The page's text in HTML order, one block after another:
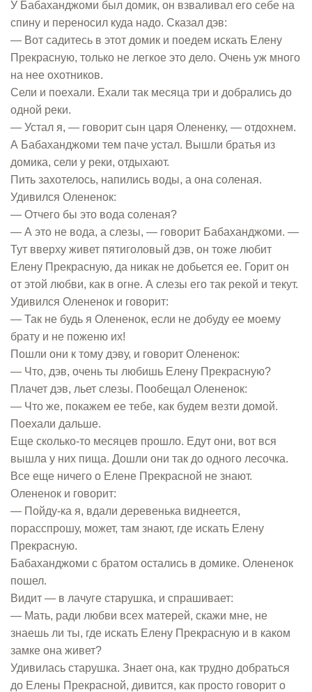
У Бабаханджоми был домик, он взваливал его себе на
спину и переносил куда надо. Сказал дэв:
— Вот садитесь в этот домик и поедем искать Елену
Прекрасную, только не легкое это дело. Очень уж много
на нее охотников.
Сели и поехали. Ехали так месяца три и добрались до
одной реки.
— Устал я, — говорит сын царя Олененку, — отдохнем.
А Бабаханджоми тем паче устал. Вышли братья из
домика, сели у реки, отдыхают.
Пить захотелось, напились воды, а она соленая.
Удивился Олененок:
— Отчего бы это вода соленая?
— А это не вода, а слезы, — говорит Бабаханджоми. —
Тут вверху живет пятиголовый дэв, он тоже любит
Елену Прекрасную, да никак не добьется ее. Горит он
от этой любви, как в огне. А слезы его так рекой и текут.
Удивился Олененок и говорит:
— Так не будь я Олененок, если не добуду ее моему
брату и не поженю их!
Пошли они к тому дэву, и говорит Олененок:
— Что, дэв, очень ты любишь Елену Прекрасную?
Плачет дэв, льет слезы. Пообещал Олененок:
— Что же, покажем ее тебе, как будем везти домой.
Поехали дальше.
Еще сколько-то месяцев прошло. Едут они, вот вся
вышла у них пища. Дошли они так до одного лесочка.
Все еще ничего о Елене Прекрасной не знают.
Олененок и говорит:
— Пойду-ка я, вдали деревенька виднеется,
порасспрошу, может, там знают, где искать Елену
Прекрасную.
Бабаханджоми с братом остались в домике. Олененок
пошел.
Видит — в лачуге старушка, и спрашивает:
— Мать, ради любви всех матерей, скажи мне, не
знаешь ли ты, где искать Елену Прекрасную и в каком
замке она живет?
Удивилась старушка. Знает она, как трудно добраться
до Елены Прекрасной, дивится, как просто говорит о